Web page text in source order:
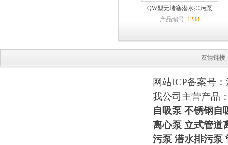
QW型无堵塞潜水排污泵
产品编号: 1238
友情链
网站ICP备案号：
我公司主营产品
自吸泵 不锈钢自
离心泵 立式管道
污泵 潜水排污泵